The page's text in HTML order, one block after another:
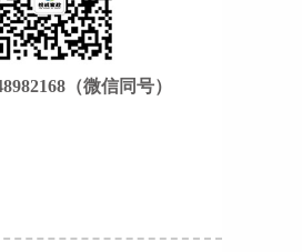
（微信同号）